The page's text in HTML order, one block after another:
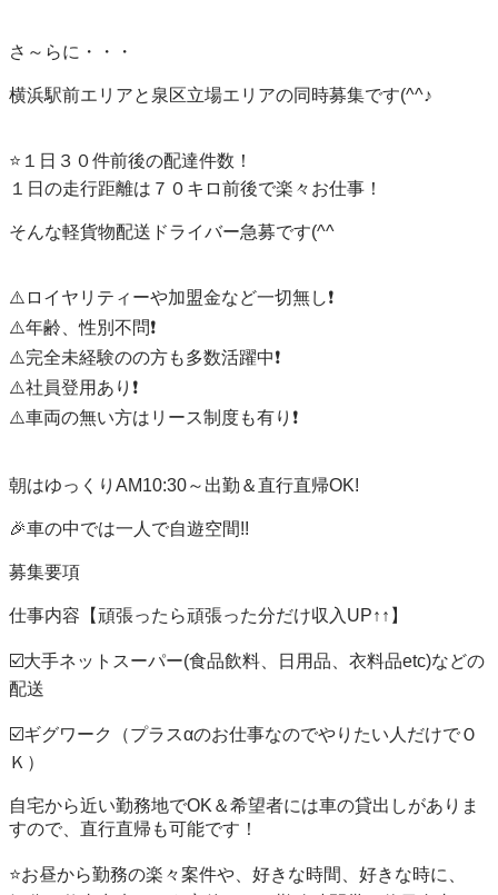
さ～らに・・・
横浜駅前エリアと泉区立場エリアの同時募集です(^^♪
⭐️１日３０件前後の配達件数！
１日の走行距離は７０キロ前後で楽々お仕事！
そんな軽貨物配送ドライバー急募です(^^
⚠️ロイヤリティーや加盟金など一切無し❗️
⚠️年齢、性別不問❗️
⚠️完全未経験のの方も多数活躍中❗️
⚠️社員登用あり❗️
⚠️車両の無い方はリース制度も有り❗️
朝はゆっくりAM10:30～出勤＆直行直帰OK!
🎉車の中では一人で自遊空間!!
募集要項
仕事内容【頑張ったら頑張った分だけ収入UP↑↑】
☑️大手ネットスーパー(食品飲料、日用品、衣料品etc)などの
配送
☑️ギグワーク（プラスαのお仕事なのでやりたい人だけでＯ
Ｋ）
自宅から近い勤務地でOK＆希望者には車の貸出しがありま
すので、直行直帰も可能です！
⭐️お昼から勤務の楽々案件や、好きな時間、好きな時に、